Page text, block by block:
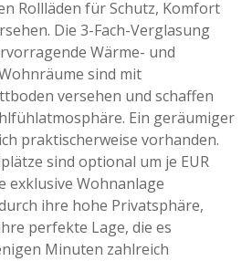
Rollläden für Schutz, Komfort
Die 3-Fach-Verglasung
Wärme- und
sind mit
versehen und schaffen
Ein geräumiger
praktischerweise vorhanden.
sind optional um je EUR
exklusive Wohnanlage
ihre hohe Privatsphäre,
perfekte Lage, die es
Minuten zahlreich